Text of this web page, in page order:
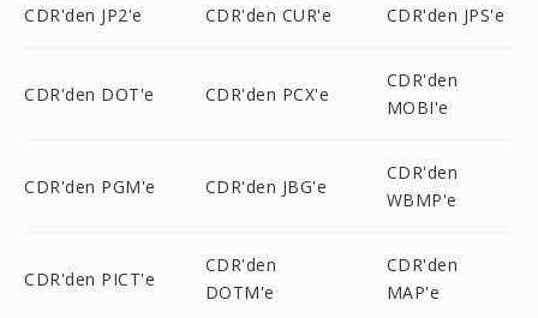
CDR'den JP2'e CDR'den CUR'e CDR'den JPS'e
CDR'den DOT'e CDR'den PCX'e
CDR'den
MOBI'e
CDR'den PGM'e CDR'den JBG'e
CDR'den
WBMP'e
CDR'den PICT'e
CDR'den
DOTM'e
CDR'den
MAP'e